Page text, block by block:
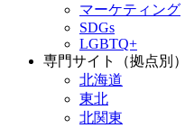
マーケティング
SDGs
LGBTQ+
専門サイト（拠点別）
北海道
東北
北関東